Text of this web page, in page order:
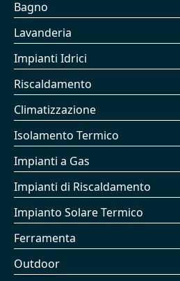
Bagno
Lavanderia
Impianti Idrici
Riscaldamento
Climatizzazione
Isolamento Termico
Impianti a Gas
Impianti di Riscaldamento
Impianto Solare Termico
Ferramenta
Outdoor